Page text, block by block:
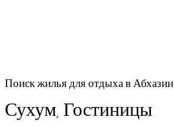
Поиск жилья для отдыха в Абхазии
Сухум, Гостиницы